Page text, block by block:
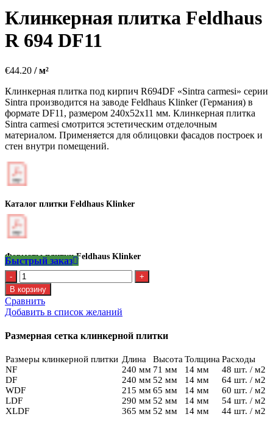
Клинкерная плитка Feldhaus
R 694 DF11
€44.20 / м²
Клинкерная плитка под кирпич R694DF «Sintra carmesi» серии
Sintra производится на заводе Feldhaus Klinker (Германия) в
формате DF11, размером 240х52х11 мм. Клинкерная плитка
Sintra carmesi смотрится эстетическим отделочным
материалом. Применяется для облицовки фасадов построек и
стен внутри помещений.
Каталог плитки Feldhaus Klinker
Форматы плитки Feldhaus Klinker
Быстрый заказ
Количество
Клинкерная
плитка
Feldhaus
R
DF11
В корзину
Сравнить
Добавить в список желаний
Размерная сетка клинкерной плитки
Размеры клинкерной плитки Длина ВысотаТолщинаРасходы
NF
240 мм 71 мм 14 мм
48 шт. / м2
DF
240 мм 52 мм 14 мм
64 шт. / м2
WDF
215 мм 65 мм 14 мм
60 шт. / м2
LDF
290 мм 52 мм 14 мм
54 шт. / м2
XLDF
365 мм 52 мм 14 мм 44 шт. / м2